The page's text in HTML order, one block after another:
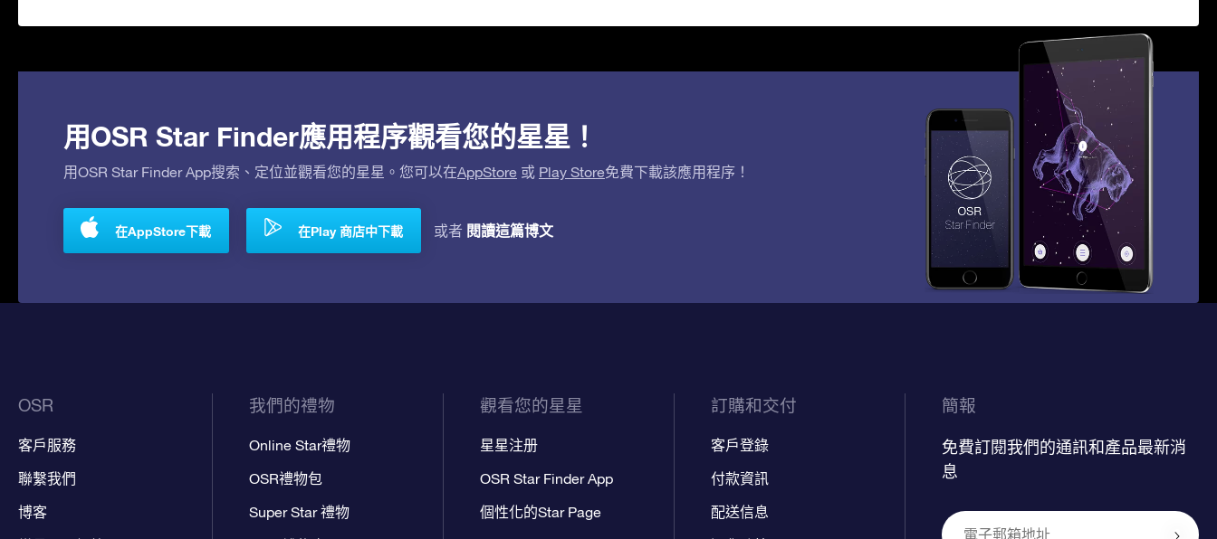
用OSR Star Finder應用程序觀看您的星星！
用OSR Star Finder App搜索、定位並觀看您的星星。您可以在AppStore 或 Play Store免費下載該應用程序！
在AppStore下載 在Play 商店中下載 或者 閱讀這篇博文
OSR
客戶服務
聯繫我們
博客
我們的禮物
Online Star禮物
OSR禮物包
Super Star 禮物
觀看您的星星
星星注册
OSR Star Finder App
個性化的Star Page
訂購和交付
客戶登錄
付款資訊
配送信息
簡報
免費訂閱我們的通訊和產品最新消
息